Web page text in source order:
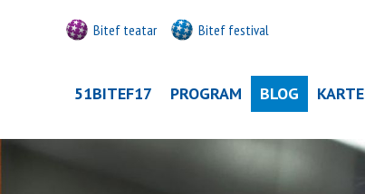
Bitef teatar Bitef festival
51BITEF17 PROGRAM BLOG KARTE